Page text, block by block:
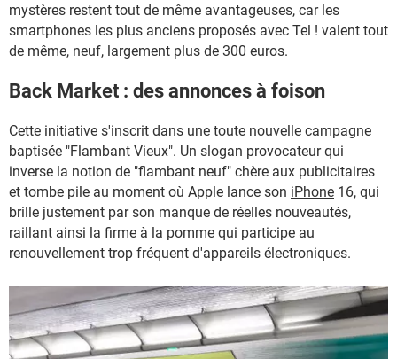
mystères restent tout de même avantageuses, car les
smartphones les plus anciens proposés avec Tel ! valent tout
de même, neuf, largement plus de 300 euros.
Back Market : des annonces à foison
Cette initiative s'inscrit dans une toute nouvelle campagne
baptisée "Flambant Vieux". Un slogan provocateur qui
inverse la notion de "flambant neuf" chère aux publicitaires
et tombe pile au moment où Apple lance son iPhone 16, qui
brille justement par son manque de réelles nouveautés,
raillant ainsi la firme à la pomme qui participe au
renouvellement trop fréquent d'appareils électroniques.